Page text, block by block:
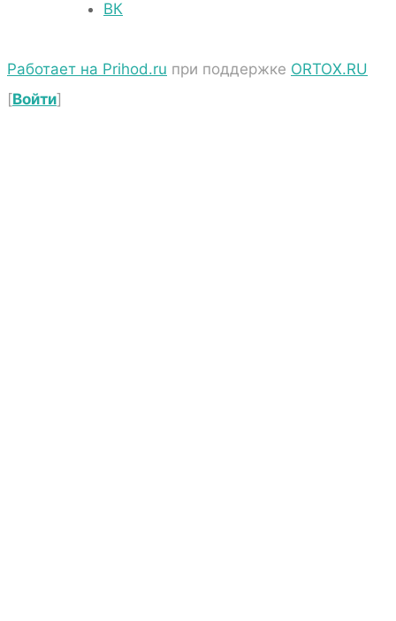
ВК
Работает на Prihod.ru при поддержке ORTOX.RU
[Войти]